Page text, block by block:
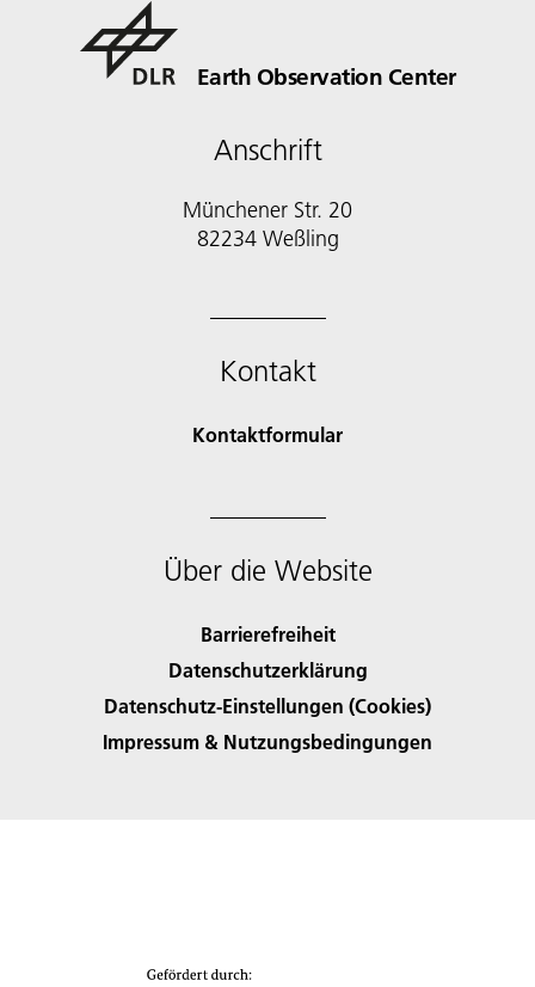
Earth Observation Center
Anschrift
Münchener Str. 20
Kontakt
Kontaktformular
Über die Website
Barrierefreiheit
Datenschutzerklärung
Datenschutz-Einstellungen (Cookies)
Impressum & Nutzungsbedingungen